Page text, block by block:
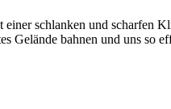
einer schlanken und scharfen
Gelände bahnen und uns so